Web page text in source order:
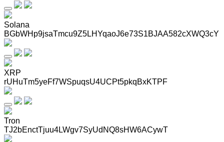
Solana
BGbWHp9jsaTmcu9Z5LHYqaoJ6e73S1BJAA582cXWQ3cY
XRP
rUHuTm5yeFf7WSpuqsU4UCPt5pkqBxKTPF
Tron
TJ2bEnctTjuu4LWgv7SyUdNQ8sHW6ACywT